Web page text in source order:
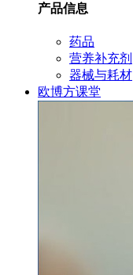
产品信息
药品
营养补充剂
器械与耗材
欧博方课堂